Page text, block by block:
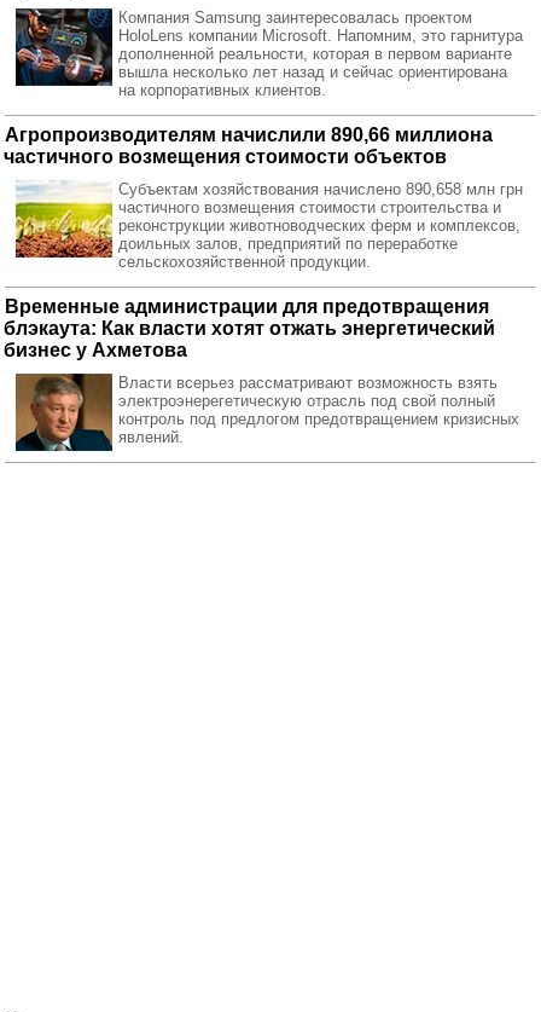
Компания Samsung заинтересовалась проектом
HoloLens компании Microsoft. Напомним, это гарнитура
дополненной реальности, которая в первом варианте
вышла несколько лет назад и сейчас ориентирована
на корпоративных клиентов.
Агропроизводителям начислили 890,66 миллиона
частичного возмещения стоимости объектов
Субъектам хозяйствования начислено 890,658 млн грн
частичного возмещения стоимости строительства и
реконструкции животноводческих ферм и комплексов,
доильных залов, предприятий по переработке
сельскохозяйственной продукции.
Временные администрации для предотвращения
блэкаута: Как власти хотят отжать энергетический
бизнес у Ахметова
Власти всерьез рассматривают возможность взять
электроэнерегетическую отрасль под свой полный
контроль под предлогом предотвращением кризисных
явлений.